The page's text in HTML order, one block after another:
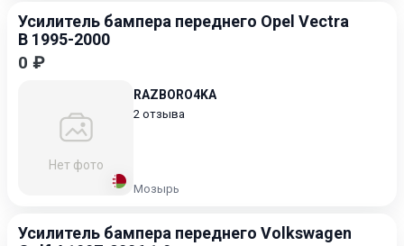
Усилитель бампера переднего Opel Vectra
B 1995-2000
0 ₽
Нет фото
RAZBORO4KA
2 отзыва
Мозырь
Усилитель бампера переднего Volkswagen